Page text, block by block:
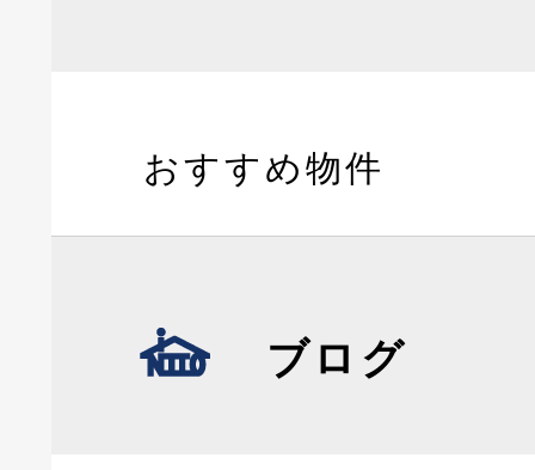
おすすめ物件
ブログ